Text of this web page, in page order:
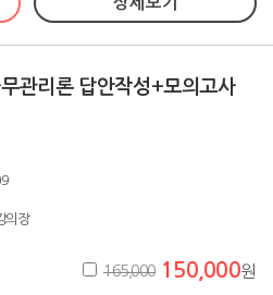
관리론 답안작성+모의고사
의장
165,000 150,000원